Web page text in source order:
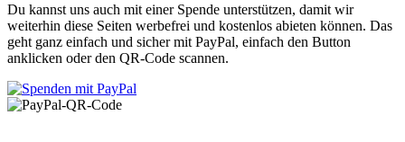
Du kannst uns auch mit einer Spende unterstützen, damit wir
weiterhin diese Seiten werbefrei und kostenlos abieten können. Das
geht ganz einfach und sicher mit PayPal, einfach den Button
anklicken oder den QR-Code scannen.